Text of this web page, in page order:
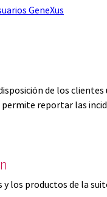
GeneXus
de los
reportar las
y los productos de la